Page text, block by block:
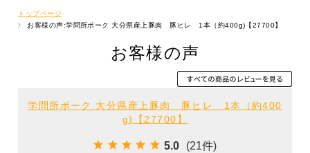
トップページ
お客様の声:学問所ポーク 大分県産上豚肉 豚ヒレ 1本（約400g)【27700】
お客様の声
学問所ポーク 大分県産上豚肉 豚ヒレ 1本（約400
g)【27700】
5.0 (21件)